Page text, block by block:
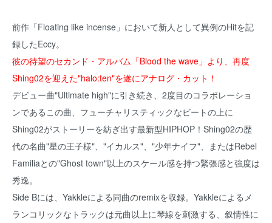
前作「Floating like incense」において新人として異例のHitを記
録したEccy。
彼の待望のセカンド・アルバム「Blood the wave」より、再度
Shing02を迎えた"halo:ten"を遂にアナログ・カット！
デビュー曲"Ultimate high"に引き続き、2度目のコラボレーショ
ンであるこの曲、フューチャリスティックなビートの上に
Shing02がストーリーを紡ぎ出す最新型HIPHOP！Shing02の歴
代の名曲"星の王子様"、"イカルス"、"少年ナイフ"、またはRebel
Familiaとの"Ghost town"以上のスケール感を持つ緊張感と強度は
秀逸。
Side Bには、Yakkleによる同曲のremixを収録。Yakkleによるメ
ランコリックなトラックは元曲以上に琴線を刺激する、叙情性に